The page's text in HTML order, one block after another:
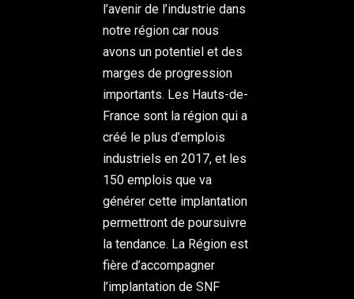
l’avenir de l’industrie dans
notre région car nous
avons un potentiel et des
marges de progression
importants. Les Hauts-de-
France sont la région qui a
créé le plus d’emplois
industriels en 2017, et les
150 emplois que va
générer cette implantation
permettront de poursuivre
la tendance. La Région est
fière d’accompagner
l’implantation de SNF